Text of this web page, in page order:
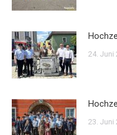
24. Juni
23. Juni